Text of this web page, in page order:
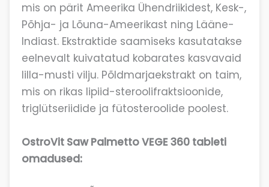
mis on pärit Ameerika Ühendriikidest, Kesk-,
Põhja- ja Lõuna-Ameerikast ning Lääne-
Indiast. Ekstraktide saamiseks kasutatakse
eelnevalt kuivatatud kobarates kasvavaid
lilla-musti vilju. Põldmarjaekstrakt on taim,
mis on rikas lipiid-steroolifraktsioonide,
triglütseriidide ja fütosteroolide poolest.
OstroVit Saw Palmetto VEGE 360 tableti
omadused: